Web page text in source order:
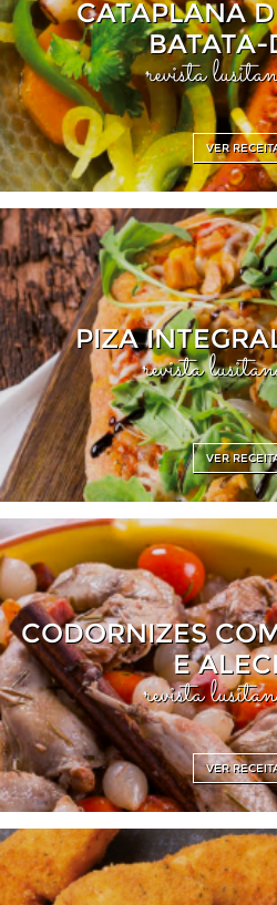
CATAPLANA
BATATA-
revista
VER
PIZA
revista
VER
CODORNIZES
E
revista
VER